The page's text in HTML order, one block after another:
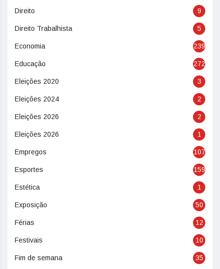
Direito 9
Direito Trabalhista 5
Economia 239
Educação 272
Eleições 2020 3
Eleições 2024 2
Eleições 2026 2
Eleições 2026 1
Empregos 107
Esportes 159
Estética 1
Exposição 50
Férias 12
Festivais 10
Fim de semana 35